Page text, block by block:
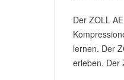
Der ZOLL
lernen. Der
erleben. Der